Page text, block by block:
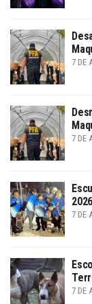
7 DE
7 DE
2026
7 DE
7 DE